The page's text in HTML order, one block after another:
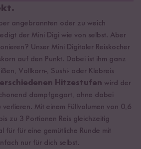
Customer Support
am Gerät erlischt leider
Set
Mali aus Thailand
vom Himalaya, Pakistan
angebrannten oder zu weich
der Mini Digi wie von selbst. Aber
Unser Mini Digitaler Reiskocher
auf den Punkt. Dabei ist ihm ganz
Vollkorn-, Sushi- oder Klebreis
Hitzestufen wird der
dampfgegart, ohne dabei
Mit einem Füllvolumen von 0,6
zu 3 Portionen Reis gleichzeitig
für für eine gemütliche Runde mit
nur für dich selbst.